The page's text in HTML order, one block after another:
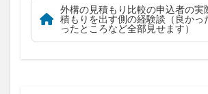
外構の見積もり比較の申込者の実
積もりを出す側の経験談（良かっ
ったところなど全部見せます）